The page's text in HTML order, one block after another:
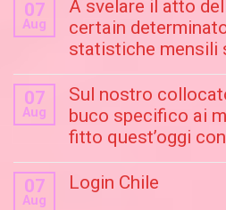
07
Aug
A svelare il atto
certain
statistiche mensili
07
Aug
Sul nostro
buco specifico ai
fitto quest’oggi
07
Aug
Login Chile